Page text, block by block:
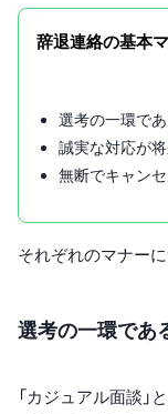
辞退連絡の基本
選考の一環で
誠実な対応が
無断でキャン
それぞれのマナー
選考の一環であ
「カジュアル面談」